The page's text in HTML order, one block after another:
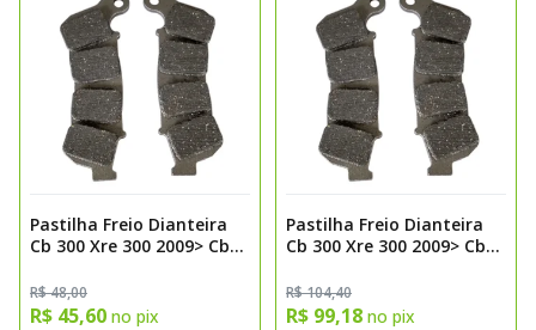
Pastilha Freio Dianteira
Cb 300 Xre 300 2009> Cb
Kevlar Fischer Fj2360k
R$ 48,00
R$ 45,60 no pix
Pastilha Freio Dianteira
Cb 300 Xre 300 2009> Cb
Pro Ceramic Sinterizada
Fischer Fj2360pc
R$ 104,40
R$ 99,18 no pix